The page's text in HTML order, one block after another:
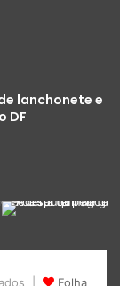
lanchonete e
DF
|
Folha